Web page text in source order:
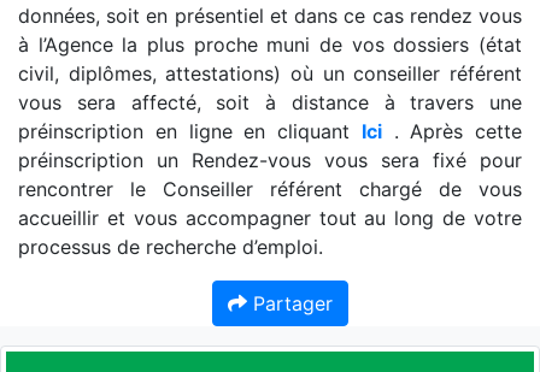
données, soit en présentiel et dans ce cas rendez vous
à l’Agence la plus proche muni de vos dossiers (état
civil, diplômes, attestations) où un conseiller référent
vous sera affecté, soit à distance à travers une
préinscription en ligne en cliquant Ici. Après cette
préinscription un Rendez-vous vous sera fixé pour
rencontrer le Conseiller référent chargé de vous
accueillir et vous accompagner tout au long de votre
processus de recherche d’emploi.
Partager